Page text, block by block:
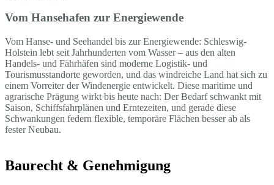
Vom Hansehafen zur Energiewende
Vom Hanse- und Seehandel bis zur Energiewende: Schleswig-
Holstein lebt seit Jahrhunderten vom Wasser – aus den alten
Handels- und Fährhäfen sind moderne Logistik- und
Tourismusstandorte geworden, und das windreiche Land hat sich zu
einem Vorreiter der Windenergie entwickelt. Diese maritime und
agrarische Prägung wirkt bis heute nach: Der Bedarf schwankt mit
Saison, Schiffsfahrplänen und Erntezeiten, und gerade diese
Schwankungen federn flexible, temporäre Flächen besser ab als
fester Neubau.
Baurecht & Genehmigung